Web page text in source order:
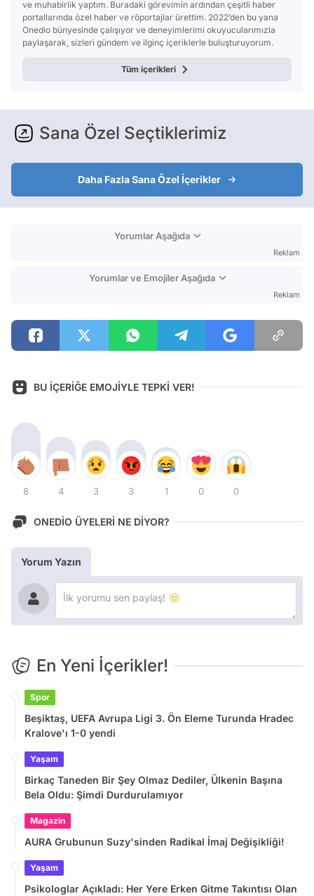
ve muhabirlik yaptım. Buradaki görevimin ardından çeşitli haber
portallarında özel haber ve röportajlar ürettim. 2022’den bu yana
Onedio bünyesinde çalışıyor ve deneyimlerimi okuyucularımızla
paylaşarak, sizleri gündem ve ilginç içeriklerle buluşturuyorum.
Tüm içerikleri
Sana Özel Seçtiklerimiz
Daha Fazla Sana Özel İçerikler
Yorumlar Aşağıda
Reklam
Yorumlar ve Emojiler Aşağıda
Reklam
BU İÇERİĞE EMOJİYLE TEPKİ VER!
8 4 3 3 1 0 0
ONEDİO ÜYELERİ NE DİYOR?
Yorum Yazın
En Yeni İçerikler!
Spor
Beşiktaş, UEFA Avrupa Ligi 3. Ön Eleme Turunda Hradec
Kralove'ı 1-0 yendi
Yaşam
Birkaç Taneden Bir Şey Olmaz Dediler, Ülkenin Başına
Bela Oldu: Şimdi Durdurulamıyor
Magazin
AURA Grubunun Suzy'sinden Radikal İmaj Değişikliği!
Yaşam
Psikologlar Açıkladı: Her Yere Erken Gitme Takıntısı Olan